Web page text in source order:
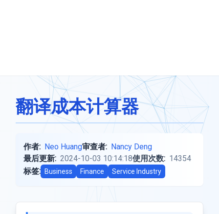
翻译成本计算器
作者: Neo Huang审查者: Nancy Deng
最后更新: 2024-10-03 10:14:18使用次数: 14354
标签:
Business Finance Service Industry